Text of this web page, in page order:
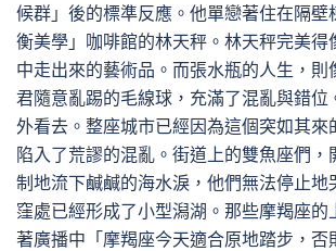
候群」後的標準反應。他單戀著住在隔壁
衡美學」咖啡館的林天秤。林天秤完美得
中走出來的藝術品。而張水瓶的人生，則
君隨意亂踢的毛線球，充滿了混亂與錯位
外看去。整座城市已經因為這個突如其來
陷入了荒謬的混亂。街道上的雙魚座們，
制地流下鹹鹹的海水淚，他們無法停止地
窪處已經形成了小型潟湖。那些摩羯座的
著廣播中「摩羯座今天適合原地踏步，否